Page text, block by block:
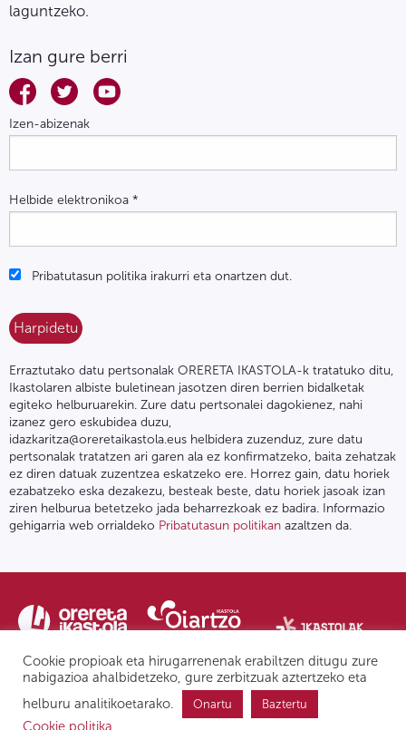
laguntzeko.
Izan gure berri
Izen-abizenak
Helbide elektronikoa *
Pribatutasun politika irakurri eta onartzen dut.
Erraztutako datu pertsonalak ORERETA IKASTOLA-k tratatuko ditu,
Ikastolaren albiste buletinean jasotzen diren berrien bidalketak
egiteko helburuarekin. Zure datu pertsonalei dagokienez, nahi
izanez gero eskubidea duzu,
idazkaritza@oreretaikastola.eus helbidera zuzenduz, zure datu
pertsonalak tratatzen ari garen ala ez konfirmatzeko, baita zehatzak
ez diren datuak zuzentzea eskatzeko ere. Horrez gain, datu horiek
ezabatzeko eska dezakezu, besteak beste, datu horiek jasoak izan
ziren helburua betetzeko jada beharrezkoak ez badira. Informazio
gehigarria web orrialdeko Pribatutasun politikan azaltzen da.
Pribatutasun politika | Lege oharra Postontzi etikoa
Cookie propioak eta hirugarrenenak erabiltzen ditugu zure
nabigazioa ahalbidetzeko, gure zerbitzuak aztertzeko eta
helburu analitikoetarako.
Onartu Baztertu
Cookie politika